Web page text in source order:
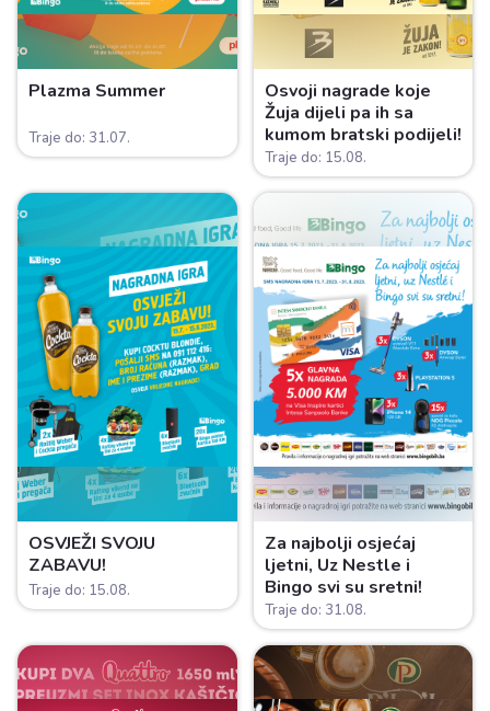
Plazma Summer
Traje do: 31.07.
Osvoji nagrade koje
Žuja dijeli pa ih sa
kumom bratski podijeli!
Traje do: 15.08.
OSVJEŽI SVOJU
ZABAVU!
Traje do: 15.08.
Za najbolji osjećaj
ljetni, Uz Nestle i
Bingo svi su sretni!
Traje do: 31.08.